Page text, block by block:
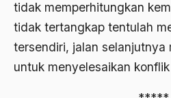
tidak memperhitungkan
tidak tertangkap tentulah
tersendiri, jalan selanjutnya
untuk menyelesaikan
1977
1975
Afrika
Afrika utara